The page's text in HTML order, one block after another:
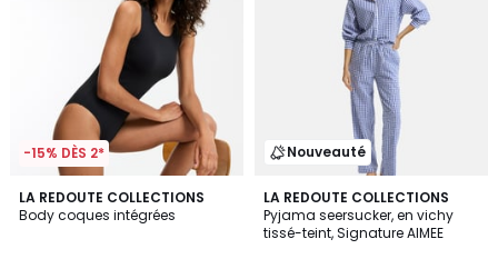
-15% DÈS 2*
LA REDOUTE COLLECTIONS
Body coques intégrées
2
Couleurs
Nouveauté
LA REDOUTE COLLECTIONS
Pyjama seersucker, en vichy
tissé-teint, Signature AIMEE
2
Couleurs